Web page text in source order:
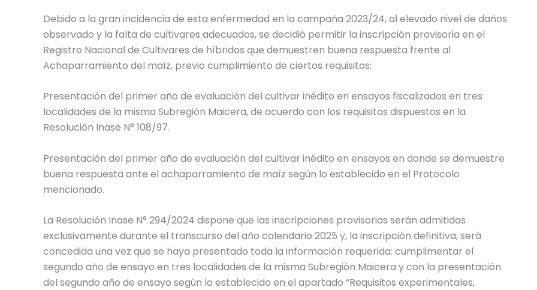
Debido a la gran incidencia de esta enfermedad en la campaña 2023/24, al elevado nivel de daños
observado y la falta de cultivares adecuados, se decidió permitir la inscripción provisoria en el
Registro Nacional de Cultivares de híbridos que demuestren buena respuesta frente al
Achaparramiento del maíz, previo cumplimiento de ciertos requisitos:
Presentación del primer año de evaluación del cultivar inédito en ensayos fiscalizados en tres
localidades de la misma Subregión Maicera, de acuerdo con los requisitos dispuestos en la
Resolución Inase N° 108/97.
Presentación del primer año de evaluación del cultivar inédito en ensayos en donde se demuestre
buena respuesta ante el achaparramiento de maíz según lo establecido en el Protocolo
mencionado.
La Resolución Inase N° 294/2024 dispone que las inscripciones provisorias serán admitidas
exclusivamente durante el transcurso del año calendario 2025 y, la inscripción definitiva, será
concedida una vez que se haya presentado toda la información requerida: cumplimentar el
segundo año de ensayo en tres localidades de la misma Subregión Maicera y con la presentación
del segundo año de ensayo según lo establecido en el apartado “Requisitos experimentales,